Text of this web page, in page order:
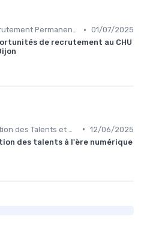
Recrutement Permanent et Temporaire • 01/07/2025
de recrutement au CHU
• 12/06/2025
des talents à l'ère numérique